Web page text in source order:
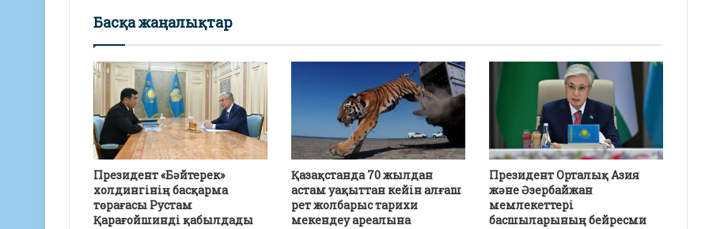
Басқа жаңалықтар
Президент «Бәйтерек»
холдингінің басқарма
төрағасы Рустам
Қарағойшинді қабылдады
Қазақстанда 70 жылдан
астам уақыттан кейін алғаш
рет жолбарыс тарихи
мекендеу ареалына
Президент Орталық Азия
және Әзербайжан
мемлекеттері
басшыларының бейресми